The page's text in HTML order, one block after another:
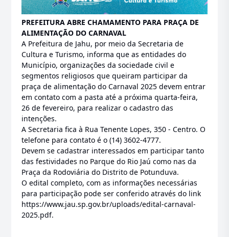
PREFEITURA ABRE CHAMAMENTO PARA PRAÇA DE
ALIMENTAÇÃO DO CARNAVAL
A Prefeitura de Jahu, por meio da Secretaria de
Cultura e Turismo, informa que as entidades do
Município, organizações da sociedade civil e
segmentos religiosos que queiram participar da
praça de alimentação do Carnaval 2025 devem entrar
em contato com a pasta até a próxima quarta-feira,
26 de fevereiro, para realizar o cadastro das
intenções.
A Secretaria fica à Rua Tenente Lopes, 350 - Centro. O
telefone para contato é o (14) 3602-4777.
Devem se cadastrar interessados em participar tanto
das festividades no Parque do Rio Jaú como nas da
Praça da Rodoviária do Distrito de Potunduva.
O edital completo, com as informações necessárias
para participação pode ser conferido através do link
https://www.jau.sp.gov.br/uploads/edital-carnaval-
2025.pdf.